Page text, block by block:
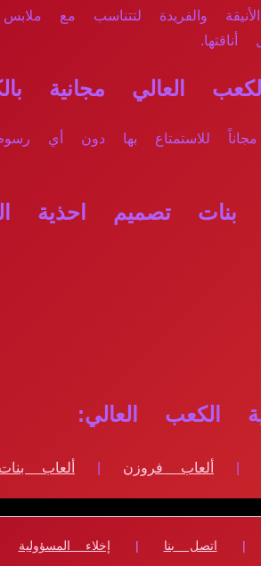
والفريدة لتتناسب مع ملابس
العالي مجانية
للاستمتاع بها دون أي
تصميم احذية
الكعب العالي:
| ألعاب فروزن | ألعاب
| اتصل بنا | إخلاء المسؤولية